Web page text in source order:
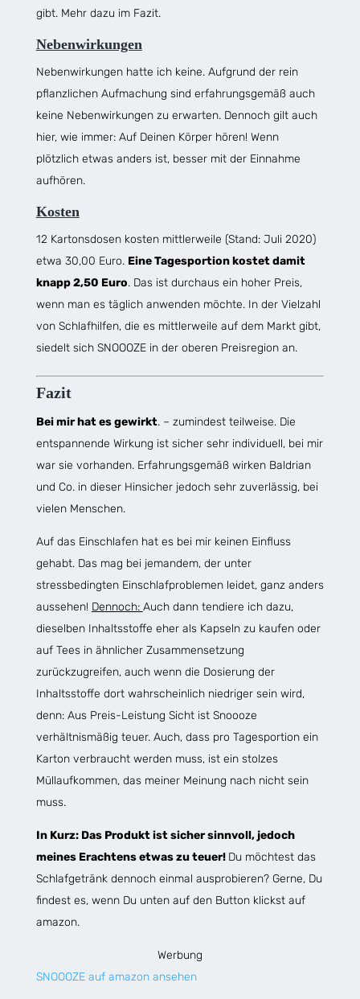
gibt. Mehr dazu im Fazit.
Nebenwirkungen
Nebenwirkungen hatte ich keine. Aufgrund der rein
pflanzlichen Aufmachung sind erfahrungsgemäß auch
keine Nebenwirkungen zu erwarten. Dennoch gilt auch
hier, wie immer: Auf Deinen Körper hören! Wenn
plötzlich etwas anders ist, besser mit der Einnahme
aufhören.
Kosten
12 Kartonsdosen kosten mittlerweile (Stand: Juli 2020)
etwa 30,00 Euro. Eine Tagesportion kostet damit
knapp 2,50 Euro. Das ist durchaus ein hoher Preis,
wenn man es täglich anwenden möchte. In der Vielzahl
von Schlafhilfen, die es mittlerweile auf dem Markt gibt,
siedelt sich SNOOOZE in der oberen Preisregion an.
Fazit
Bei mir hat es gewirkt. – zumindest teilweise. Die
entspannende Wirkung ist sicher sehr individuell, bei mir
war sie vorhanden. Erfahrungsgemäß wirken Baldrian
und Co. in dieser Hinsicher jedoch sehr zuverlässig, bei
vielen Menschen.
Auf das Einschlafen hat es bei mir keinen Einfluss
gehabt. Das mag bei jemandem, der unter
stressbedingten Einschlafproblemen leidet, ganz anders
aussehen! Dennoch: Auch dann tendiere ich dazu,
dieselben Inhaltsstoffe eher als Kapseln zu kaufen oder
auf Tees in ähnlicher Zusammensetzung
zurückzugreifen, auch wenn die Dosierung der
Inhaltsstoffe dort wahrscheinlich niedriger sein wird,
denn: Aus Preis-Leistung Sicht ist Snoooze
verhältnismäßig teuer. Auch, dass pro Tagesportion ein
Karton verbraucht werden muss, ist ein stolzes
Müllaufkommen, das meiner Meinung nach nicht sein
muss.
In Kurz: Das Produkt ist sicher sinnvoll, jedoch
meines Erachtens etwas zu teuer! Du möchtest das
Schlafgetränk dennoch einmal ausprobieren? Gerne, Du
findest es, wenn Du unten auf den Button klickst auf
amazon.
Werbung
SNOOOZE auf amazon ansehen